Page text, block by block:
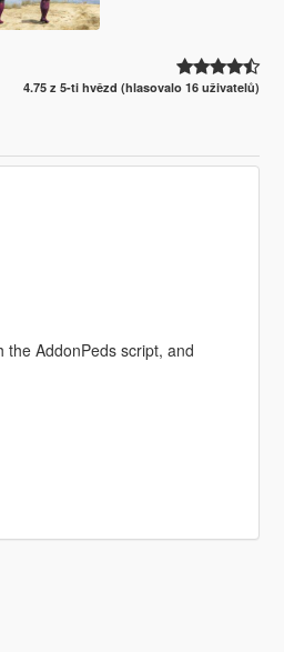
4.75 z 5-ti hvězd (hlasovalo 16 uživatelů)
AddonPeds script, and